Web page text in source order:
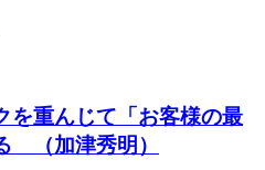
を重んじて「お客様の最
（加津秀明）